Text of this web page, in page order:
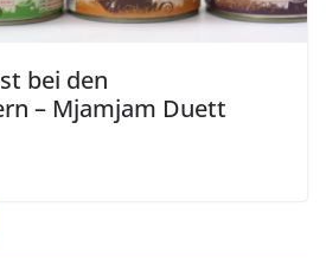
bei den
– Mjamjam Duett